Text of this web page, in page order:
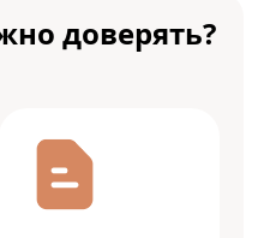
доверять?